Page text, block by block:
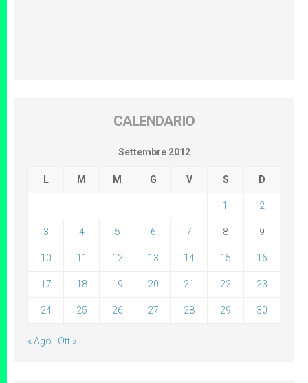
CALENDARIO
Settembre 2012
L M M G V S D
1 2
3 4 5 6 7 8 9
10 11 12 13 14 15 16
17 18 19 20 21 22 23
24 25 26 27 28 29 30
« Ago Ott »